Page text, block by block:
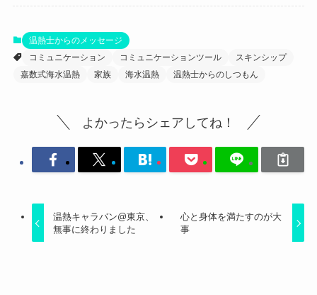
温熱士からのメッセージ
コミュニケーション
コミュニケーションツール
スキンシップ
嘉数式海水温熱
家族 海水温熱 温熱士からのしつもん
よかったらシェアしてね！
温熱キャラバン@東京、
無事に終わりました
心と身体を満たすのが大
事